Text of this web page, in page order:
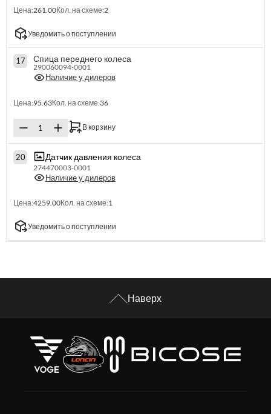
Цена:261.00Кол. на схеме:2
Уведомить о поступлении
17 Спица переднего колеса
290060094-0001
Наличие у дилеров
Цена:95.63Кол. на схеме:36
В корзину
20 Датчик давления колеса
274470003-0001
Наличие у дилеров
Цена:4259.00Кол. на схеме:1
Уведомить о поступлении
Наверх